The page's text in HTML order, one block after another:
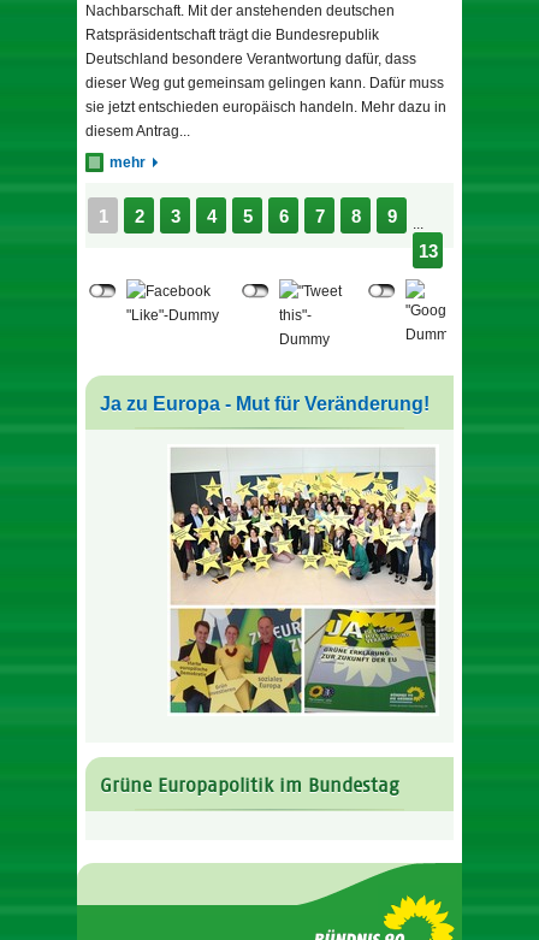
Nachbarschaft. Mit der anstehenden deutschen
Ratspräsidentschaft trägt die Bundesrepublik
Deutschland besondere Verantwortung dafür, dass
dieser Weg gut gemeinsam gelingen kann. Dafür muss
sie jetzt entschieden europäisch handeln. Mehr dazu in
diesem Antrag...
mehr
1 2 3 4 5 6 7 8 9
13
Ja zu Europa - Mut für Veränderung!
Grüne Europapolitik im Bundestag